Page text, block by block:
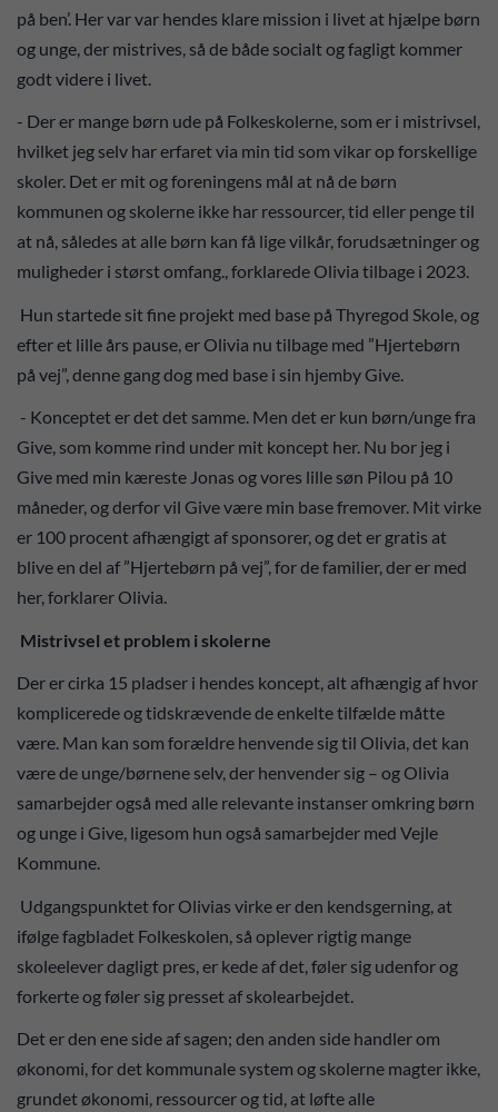
på ben’. Her var var hendes klare mission i livet at hjælpe børn
og unge, der mistrives, så de både socialt og fagligt kommer
godt videre i livet.
- Der er mange børn ude på Folkeskolerne, som er i mistrivsel,
hvilket jeg selv har erfaret via min tid som vikar op forskellige
skoler. Det er mit og foreningens mål at nå de børn
kommunen og skolerne ikke har ressourcer, tid eller penge til
at nå, således at alle børn kan få lige vilkår, forudsætninger og
muligheder i størst omfang., forklarede Olivia tilbage i 2023.
Hun startede sit fine projekt med base på Thyregod Skole, og
efter et lille års pause, er Olivia nu tilbage med ”Hjertebørn
på vej”, denne gang dog med base i sin hjemby Give.
- Konceptet er det det samme. Men det er kun børn/unge fra
Give, som komme rind under mit koncept her. Nu bor jeg i
Give med min kæreste Jonas og vores lille søn Pilou på 10
måneder, og derfor vil Give være min base fremover. Mit virke
er 100 procent afhængigt af sponsorer, og det er gratis at
blive en del af ”Hjertebørn på vej”, for de familier, der er med
her, forklarer Olivia.
Mistrivsel et problem i skolerne
Der er cirka 15 pladser i hendes koncept, alt afhængig af hvor
komplicerede og tidskrævende de enkelte tilfælde måtte
være. Man kan som forældre henvende sig til Olivia, det kan
være de unge/børnene selv, der henvender sig – og Olivia
samarbejder også med alle relevante instanser omkring børn
og unge i Give, ligesom hun også samarbejder med Vejle
Kommune.
Udgangspunktet for Olivias virke er den kendsgerning, at
ifølge fagbladet Folkeskolen, så oplever rigtig mange
skoleelever dagligt pres, er kede af det, føler sig udenfor og
forkerte og føler sig presset af skolearbejdet.
Det er den ene side af sagen; den anden side handler om
økonomi, for det kommunale system og skolerne magter ikke,
grundet økonomi, ressourcer og tid, at løfte alle